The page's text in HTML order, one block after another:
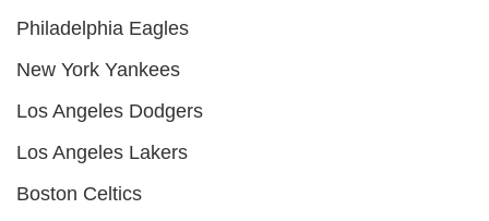
Philadelphia Eagles
New York Yankees
Los Angeles Dodgers
Los Angeles Lakers
Boston Celtics